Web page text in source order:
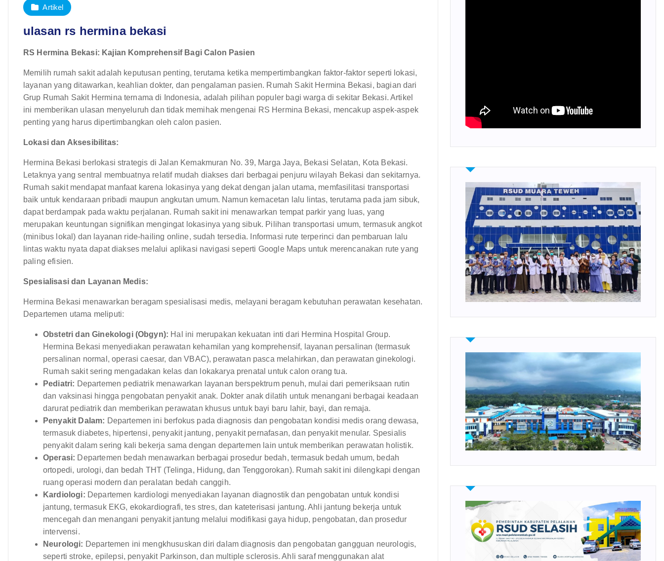
Artikel
ulasan rs hermina bekasi
RS Hermina Bekasi: Kajian Komprehensif Bagi Calon Pasien
Memilih rumah sakit adalah keputusan penting, terutama ketika mempertimbangkan faktor-faktor seperti lokasi,
layanan yang ditawarkan, keahlian dokter, dan pengalaman pasien. Rumah Sakit Hermina Bekasi, bagian dari
Grup Rumah Sakit Hermina ternama di Indonesia, adalah pilihan populer bagi warga di sekitar Bekasi. Artikel
ini memberikan ulasan menyeluruh dan tidak memihak mengenai RS Hermina Bekasi, mencakup aspek-aspek
penting yang harus dipertimbangkan oleh calon pasien.
Lokasi dan Aksesibilitas:
Hermina Bekasi berlokasi strategis di Jalan Kemakmuran No. 39, Marga Jaya, Bekasi Selatan, Kota Bekasi.
Letaknya yang sentral membuatnya relatif mudah diakses dari berbagai penjuru wilayah Bekasi dan sekitarnya.
Rumah sakit mendapat manfaat karena lokasinya yang dekat dengan jalan utama, memfasilitasi transportasi
baik untuk kendaraan pribadi maupun angkutan umum. Namun kemacetan lalu lintas, terutama pada jam sibuk,
dapat berdampak pada waktu perjalanan. Rumah sakit ini menawarkan tempat parkir yang luas, yang
merupakan keuntungan signifikan mengingat lokasinya yang sibuk. Pilihan transportasi umum, termasuk angkot
(minibus lokal) dan layanan ride-hailing online, sudah tersedia. Informasi rute terperinci dan pembaruan lalu
lintas waktu nyata dapat diakses melalui aplikasi navigasi seperti Google Maps untuk merencanakan rute yang
paling efisien.
Spesialisasi dan Layanan Medis:
Hermina Bekasi menawarkan beragam spesialisasi medis, melayani beragam kebutuhan perawatan kesehatan.
Departemen utama meliputi:
Obstetri dan Ginekologi (Obgyn): Hal ini merupakan kekuatan inti dari Hermina Hospital Group.
Hermina Bekasi menyediakan perawatan kehamilan yang komprehensif, layanan persalinan (termasuk
persalinan normal, operasi caesar, dan VBAC), perawatan pasca melahirkan, dan perawatan ginekologi.
Rumah sakit sering mengadakan kelas dan lokakarya prenatal untuk calon orang tua.
Pediatri: Departemen pediatrik menawarkan layanan berspektrum penuh, mulai dari pemeriksaan rutin
dan vaksinasi hingga pengobatan penyakit anak. Dokter anak dilatih untuk menangani berbagai keadaan
darurat pediatrik dan memberikan perawatan khusus untuk bayi baru lahir, bayi, dan remaja.
Penyakit Dalam: Departemen ini berfokus pada diagnosis dan pengobatan kondisi medis orang dewasa,
termasuk diabetes, hipertensi, penyakit jantung, penyakit pernafasan, dan penyakit menular. Spesialis
penyakit dalam sering kali bekerja sama dengan departemen lain untuk memberikan perawatan holistik.
Operasi: Departemen bedah menawarkan berbagai prosedur bedah, termasuk bedah umum, bedah
ortopedi, urologi, dan bedah THT (Telinga, Hidung, dan Tenggorokan). Rumah sakit ini dilengkapi dengan
ruang operasi modern dan peralatan bedah canggih.
Kardiologi: Departemen kardiologi menyediakan layanan diagnostik dan pengobatan untuk kondisi
jantung, termasuk EKG, ekokardiografi, tes stres, dan kateterisasi jantung. Ahli jantung bekerja untuk
mencegah dan menangani penyakit jantung melalui modifikasi gaya hidup, pengobatan, dan prosedur
intervensi.
Neurologi: Departemen ini mengkhususkan diri dalam diagnosis dan pengobatan gangguan neurologis,
seperti stroke, epilepsi, penyakit Parkinson, dan multiple sclerosis. Ahli saraf menggunakan alat